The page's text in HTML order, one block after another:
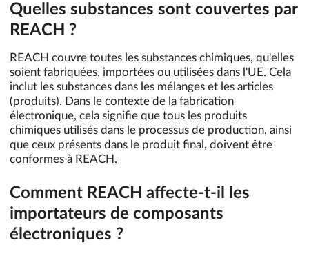
Quelles substances sont couvertes par
REACH ?
REACH couvre toutes les substances chimiques, qu'elles
soient fabriquées, importées ou utilisées dans l'UE. Cela
inclut les substances dans les mélanges et les articles
(produits). Dans le contexte de la fabrication
électronique, cela signifie que tous les produits
chimiques utilisés dans le processus de production, ainsi
que ceux présents dans le produit final, doivent être
conformes à REACH.
Comment REACH affecte-t-il les
importateurs de composants
électroniques ?